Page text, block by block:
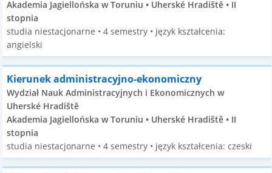
Akademia Jagiellońska w Toruniu • Uherské Hradiště • II
stopnia
studia niestacjonarne • 4 semestry • język kształcenia:
angielski
Kierunek administracyjno-ekonomiczny
Wydział Nauk Administracyjnych i Ekonomicznych w
Uherské Hradiště
Akademia Jagiellońska w Toruniu • Uherské Hradiště • II
stopnia
studia niestacjonarne • 4 semestry • język kształcenia: czeski